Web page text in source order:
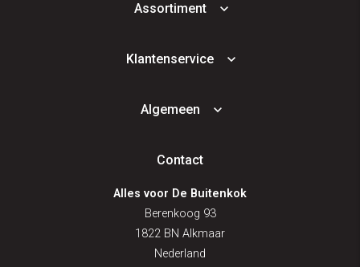
Assortiment
Klantenservice
Algemeen
Contact
Alles voor De Buitenkok
Berenkoog 93
1822 BN Alkmaar
Nederland